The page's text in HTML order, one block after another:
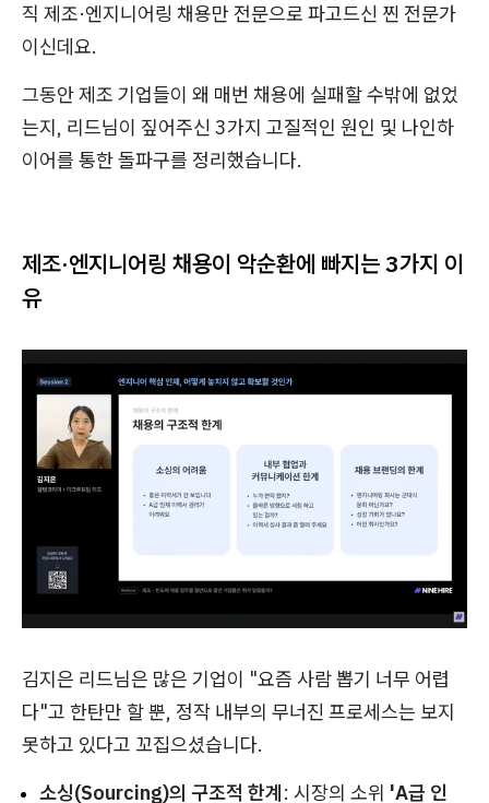
직 제조·엔지니어링 채용만 전문으로 파고드신 찐 전문가
이신데요.
그동안 제조 기업들이 왜 매번 채용에 실패할 수밖에 없었
는지, 리드님이 짚어주신 3가지 고질적인 원인 및 나인하
이어를 통한 돌파구를 정리했습니다.
제조·엔지니어링 채용이 악순환에 빠지는 3가지 이
유
김지은 리드님은 많은 기업이 "요즘 사람 뽑기 너무 어렵
다"고 한탄만 할 뿐, 정작 내부의 무너진 프로세스는 보지
못하고 있다고 꼬집으셨습니다.
소싱(Sourcing)의 구조적 한계: 시장의 소위 'A급 인